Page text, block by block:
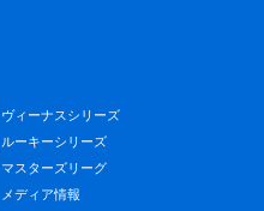
ヴィーナスシリーズ
ルーキーシリーズ
マスターズリーグ
メディア情報